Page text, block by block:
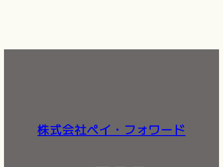
株式会社ペイ・フォワード